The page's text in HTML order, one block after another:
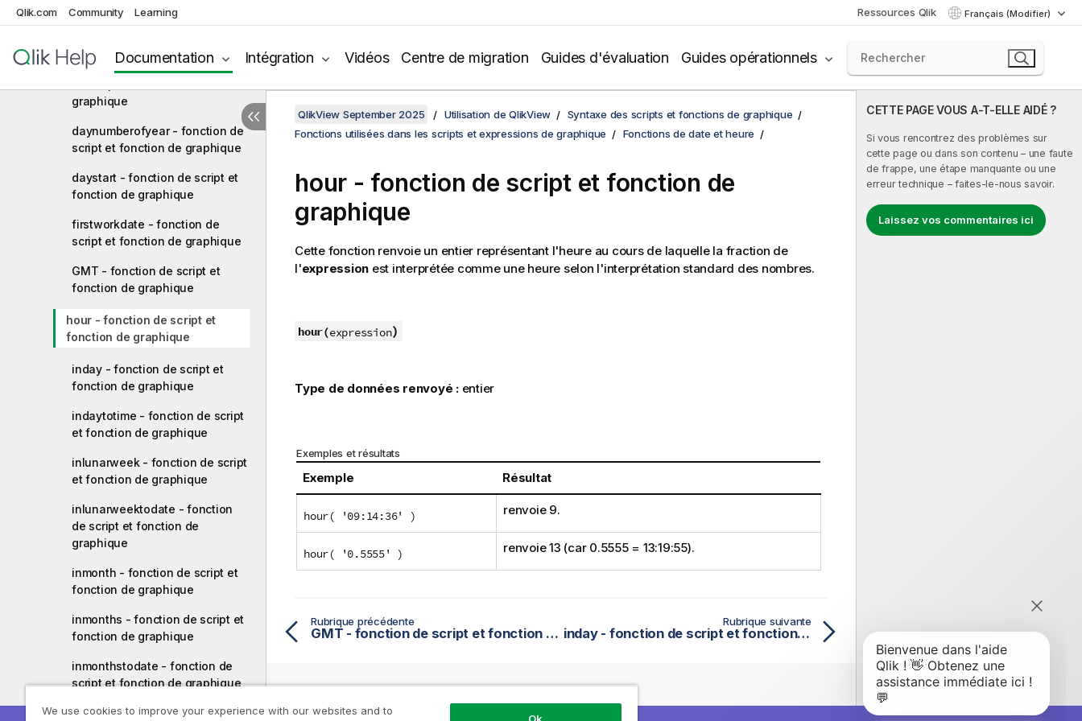
Qlik.com Community Learning Ressources Qlik Français (Modifier)
Documentation Intégration Vidéos Centre de migration Guides d'évaluation Guides opérationnels
dayname - fonction de script et
daynumberofquarter - fonction
graphique
daynumberofyear - fonction de
script et fonction de graphique
daystart - fonction de script et
fonction de graphique
firstworkdate - fonction de
script et fonction de graphique
GMT - fonction de script et
fonction de graphique
hour - fonction de script et
fonction de graphique
inday - fonction de script et
fonction de graphique
indaytotime - fonction de script
et fonction de graphique
inlunarweek - fonction de script
et fonction de graphique
inlunarweektodate - fonction
de script et fonction de
graphique
inmonth - fonction de script et
fonction de graphique
inmonths - fonction de script et
fonction de graphique
inmonthstodate - fonction de
script et fonction de graphique
inmonthtodate - fonction de
CETTE PAGE VOUS A-T-ELLE AIDÉ ?
Si vous rencontrez des problèmes sur
cette page ou dans son contenu – une faute
de frappe, une étape manquante ou une
erreur technique – faites-le-nous savoir.
Laissez vos commentaires ici
QlikView September 2025 Utilisation de QlikView
Syntaxe des scripts et fonctions de graphique
Fonctions utilisées dans les scripts et expressions de graphique
Fonctions de date et heure
hour - fonction de script et fonction de
graphique
Cette fonction renvoie un entier représentant l'heure au cours de laquelle la fraction de
l'expression est interprétée comme une heure selon l'interprétation standard des nombres.
hour(expression)
Type de données renvoyé :entier
Exemples et résultats
Exemple Résultat
hour( '09:14:36' ) renvoie 9.
hour( '0.5555' ) renvoie 13 (car 0.5555 = 13:19:55).
Rubrique précédente
GMT - fonction de script et fonction de graphique
Rubrique suivante
inday - fonction de script et fonction de graphique
We use cookies to improve your experience with our websites and to